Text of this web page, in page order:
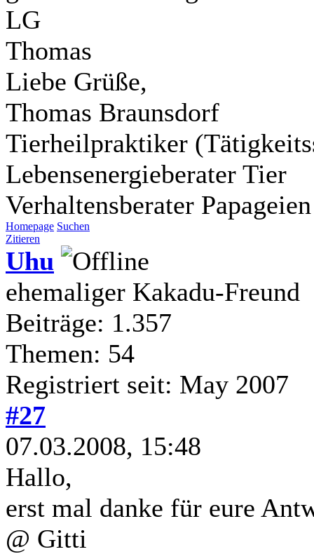
LG
Thomas
Liebe Grüße,
Thomas Braunsdorf
Tierheilpraktiker
Lebensenergieberater Tier
Verhaltensberater Papageien
Homepage Suchen
Zitieren
Uhu
ehemaliger Kakadu-Freund
Beiträge: 1.357
Themen: 54
Registriert seit: May 2007
#27
07.03.2008, 15:48
Hallo,
erst mal danke für eure
@ Gitti